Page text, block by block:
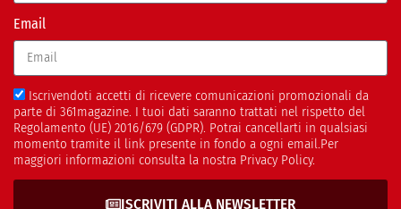
Email
Iscrivendoti accetti di ricevere comunicazioni promozionali da
parte di 361magazine. I tuoi dati saranno trattati nel rispetto del
Regolamento (UE) 2016/679 (GDPR). Potrai cancellarti in qualsiasi
momento tramite il link presente in fondo a ogni email.Per
maggiori informazioni consulta la nostra Privacy Policy.
ISCRIVITI ALLA NEWSLETTER